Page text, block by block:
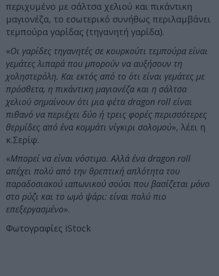
περιχυμένο με σάλτσα χελιού και πικάντικη
μαγιονέζα, το εσωτερικό συνήθως περιλαμβάνει
τεμπούρα γαρίδας (τηγανητή γαρίδα).
«Οι γαρίδες τηγανητές σε κουρκούτι τεμπούρα είναι
γεμάτες λιπαρά που μπορούν να αυξήσουν τη
χοληστερόλη. Και εκτός από το ότι είναι γεμάτες με
πρόσθετα, η πικάντικη μαγιονέζα και η σάλτσα
χελιού σημαίνουν ότι μια φέτα dragon roll είναι
πιθανό να περιέχει δύο ή τρεις φορές περισσότερες
θερμίδες από ένα κομμάτι νίγκιρι σολομού», λέει η
κ.Σερίφ.
«Μπορεί να είναι νόστιμο. Αλλά ένα dragon roll
απέχει πολύ από την θρεπτική απλότητα του
παραδοσιακού ιαπωνικού σούσι που βασίζεται μόνο
στο ρύζι και το ωμό ψάρι: είναι πολύ πιο
επεξεργασμένο».
Φωτογραφίες iStock